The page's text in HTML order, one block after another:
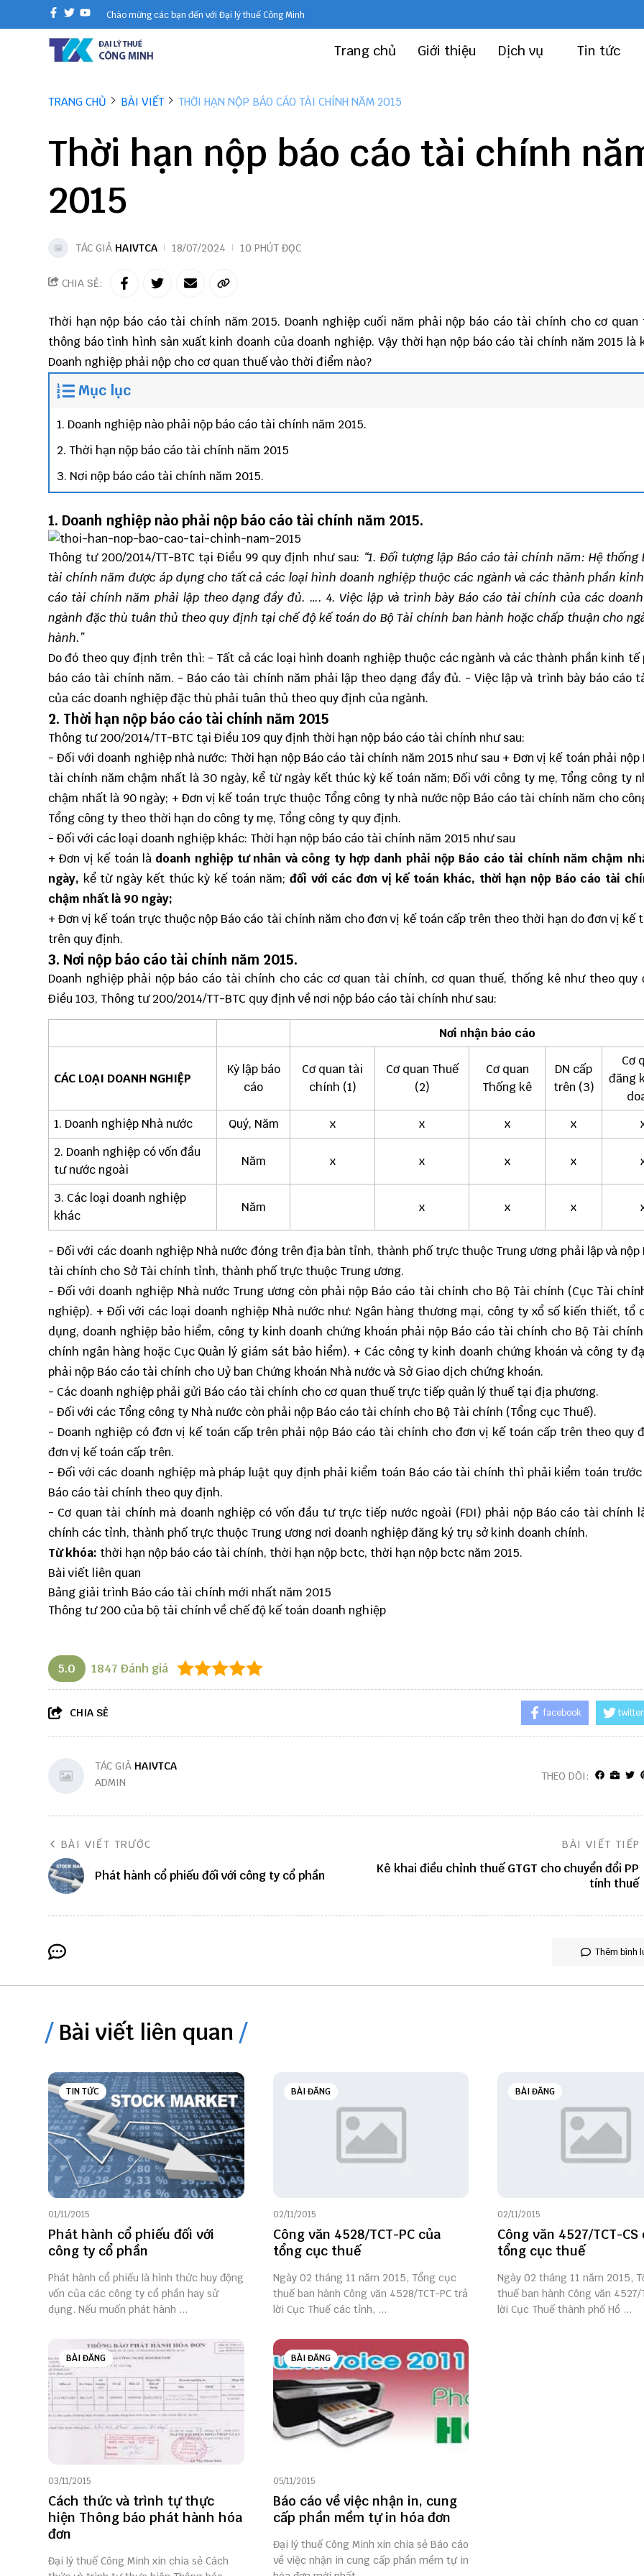
Chào mừng các bạn đến với Đại lý thuế Công Minh
Trang chủ Giới thiệu Dịch vụ Tin tức
TRANG CHỦ BÀI VIẾT THỜI HẠN NỘP BÁO CÁO TÀI CHÍNH NĂM 2015
Thời hạn nộp báo cáo tài chính
2015
TÁC GIẢ HAIVTCA 18/07/2024 10 PHÚT ĐỌC
CHIA SẺ:
Thời hạn nộp báo cáo tài chính năm 2015. Doanh nghiệp cuối năm phải nộp báo cáo tài chính cho cơ quan
thông báo tình hình sản xuất kinh doanh của doanh nghiệp. Vậy thời hạn nộp báo cáo tài chính năm 2015 là
Doanh nghiệp phải nộp cho cơ quan thuế vào thời điểm nào?
Mục lục
1. Doanh nghiệp nào phải nộp báo cáo tài chính năm 2015.
2. Thời hạn nộp báo cáo tài chính năm 2015
3. Nơi nộp báo cáo tài chính năm 2015.
1. Doanh nghiệp nào phải nộp báo cáo tài chính năm 2015.
Thông tư 200/2014/TT-BTC tại Điều 99 quy định như sau: “1. Đối tượng lập Báo cáo tài chính năm: Hệ thống
tài chính năm được áp dụng cho tất cả các loại hình doanh nghiệp thuộc các ngành và các thành phần
cáo tài chính năm phải lập theo dạng đầy đủ. …. 4. Việc lập và trình bày Báo cáo tài chính của các
ngành đặc thù tuân thủ theo quy định tại chế độ kế toán do Bộ Tài chính ban hành hoặc chấp thuận cho
hành.”
Do đó theo quy định trên thì: - Tất cả các loại hình doanh nghiệp thuộc các ngành và các thành phần kinh tế
báo cáo tài chính năm. - Báo cáo tài chính năm phải lập theo dạng đầy đủ. - Việc lập và trình bày báo cáo
của các doanh nghiệp đặc thù phải tuân thủ theo quy định của ngành.
2. Thời hạn nộp báo cáo tài chính năm 2015
Thông tư 200/2014/TT-BTC tại Điều 109 quy định thời hạn nộp báo cáo tài chính như sau:
- Đối với doanh nghiệp nhà nước: Thời hạn nộp Báo cáo tài chính năm 2015 như sau + Đơn vị kế toán phải nộp
tài chính năm chậm nhất là 30 ngày, kể từ ngày kết thúc kỳ kế toán năm; Đối với công ty mẹ, Tổng công ty
chậm nhất là 90 ngày; + Đơn vị kế toán trực thuộc Tổng công ty nhà nước nộp Báo cáo tài chính năm cho
Tổng công ty theo thời hạn do công ty mẹ, Tổng công ty quy định.
- Đối với các loại doanh nghiệp khác: Thời hạn nộp báo cáo tài chính năm 2015 như sau
+ Đơn vị kế toán là doanh nghiệp tư nhân và công ty hợp danh phải nộp Báo cáo tài chính năm chậm
ngày, kể từ ngày kết thúc kỳ kế toán năm; đối với các đơn vị kế toán khác, thời hạn nộp Báo cáo tài
chậm nhất là 90 ngày;
+ Đơn vị kế toán trực thuộc nộp Báo cáo tài chính năm cho đơn vị kế toán cấp trên theo thời hạn do đơn vị kế
trên quy định.
3. Nơi nộp báo cáo tài chính năm 2015.
Doanh nghiệp phải nộp báo cáo tài chính cho các cơ quan tài chính, cơ quan thuế, thống kê như theo
Điều 103, Thông tư 200/2014/TT-BTC quy định về nơi nộp báo cáo tài chính như sau:
Nơi nhận báo cáo
CÁC LOẠI DOANH NGHIỆP
Kỳ lập báo
cáo
Cơ quan tài
chính (1)
Cơ quan Thuế
(2)
Cơ quan
Thống kê
DN cấp
trên (3)
Cơ
đăng
1. Doanh nghiệp Nhà nước
Quý, Năm x x x x
2. Doanh nghiệp có vốn đầu
tư nước ngoài
Năm x x x x
3. Các loại doanh nghiệp
khác
Năm x x x
- Đối với các doanh nghiệp Nhà nước đóng trên địa bàn tỉnh, thành phố trực thuộc Trung ương phải lập và nộp
tài chính cho Sở Tài chính tỉnh, thành phố trực thuộc Trung ương.
- Đối với doanh nghiệp Nhà nước Trung ương còn phải nộp Báo cáo tài chính cho Bộ Tài chính (Cục Tài
nghiệp). + Đối với các loại doanh nghiệp Nhà nước như: Ngân hàng thương mại, công ty xổ số kiến thiết, tổ
dụng, doanh nghiệp bảo hiểm, công ty kinh doanh chứng khoán phải nộp Báo cáo tài chính cho Bộ Tài
chính ngân hàng hoặc Cục Quản lý giám sát bảo hiểm). + Các công ty kinh doanh chứng khoán và công ty
phải nộp Báo cáo tài chính cho Uỷ ban Chứng khoán Nhà nước và Sở Giao dịch chứng khoán.
- Các doanh nghiệp phải gửi Báo cáo tài chính cho cơ quan thuế trực tiếp quản lý thuế tại địa phương.
- Đối với các Tổng công ty Nhà nước còn phải nộp Báo cáo tài chính cho Bộ Tài chính (Tổng cục Thuế).
- Doanh nghiệp có đơn vị kế toán cấp trên phải nộp Báo cáo tài chính cho đơn vị kế toán cấp trên theo quy
đơn vị kế toán cấp trên.
- Đối với các doanh nghiệp mà pháp luật quy định phải kiểm toán Báo cáo tài chính thì phải kiểm toán
Báo cáo tài chính theo quy định.
- Cơ quan tài chính mà doanh nghiệp có vốn đầu tư trực tiếp nước ngoài (FDI) phải nộp Báo cáo tài chính
chính các tỉnh, thành phố trực thuộc Trung ương nơi doanh nghiệp đăng ký trụ sở kinh doanh chính.
Từ khóa: thời hạn nộp báo cáo tài chính, thời hạn nộp bctc, thời hạn nộp bctc năm 2015.
Bài viết liên quan
Bảng giải trình Báo cáo tài chính mới nhất năm 2015
Thông tư 200 của bộ tài chính về chế độ kế toán doanh nghiệp
5.0 1847 Đánh giá
CHIA SẺ facebook twitter
TÁC GIẢ HAIVTCA
ADMIN
THEO DÕI:
BÀI VIẾT TRƯỚC
Phát hành cổ phiếu đối với công ty cổ phần
BÀI VIẾT TIẾP
Kê khai điều chỉnh thuế GTGT cho chuyển đổi PP
tính thuế
Thêm bình
Bài viết liên quan
TIN TỨC
01/11/2015
Phát hành cổ phiếu đối với
công ty cổ phần
Phát hành cổ phiếu là hình thức huy động
vốn của các công ty cổ phần hay sử
dụng. Nếu muốn phát hành ...
BÀI ĐĂNG
02/11/2015
Công văn 4528/TCT-PC của
tổng cục thuế
Ngày 02 tháng 11 năm 2015, Tổng cục
thuế ban hành Công văn 4528/TCT-PC trả
lời Cục Thuế các tỉnh, ...
BÀI ĐĂNG
02/11/2015
Công văn 4527/TCT-CS
tổng cục thuế
Ngày 02 tháng 11 năm 2015,
thuế ban hành Công văn 4527/
lời Cục Thuế thành phố Hồ ...
BÀI ĐĂNG
03/11/2015
Cách thức và trình tự thực
hiện Thông báo phát hành hóa
đơn
Đại lý thuế Công Minh xin chia sẻ Cách
BÀI ĐĂNG
05/11/2015
Báo cáo về việc nhận in, cung
cấp phần mềm tự in hóa đơn
Đại lý thuế Công Minh xin chia sẻ Báo cáo
về việc nhận in cung cấp phần mềm tự in